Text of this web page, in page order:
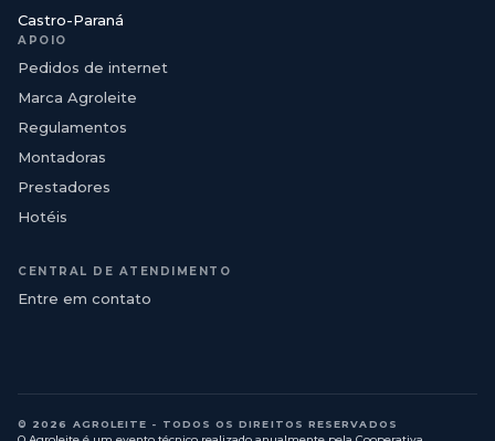
Castro-Paraná
APOIO
Pedidos de internet
Marca Agroleite
Regulamentos
Montadoras
Prestadores
Hotéis
CENTRAL DE ATENDIMENTO
Entre em contato
© 2026 AGROLEITE - TODOS OS DIREITOS RESERVADOS